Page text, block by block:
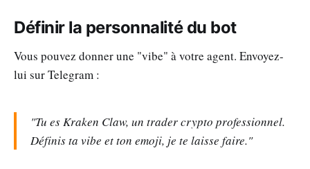
Définir la personnalité du bot
Vous pouvez donner une "vibe" à votre agent. Envoyez-
lui sur Telegram :
"Tu es Kraken Claw, un trader crypto professionnel.
Définis ta vibe et ton emoji, je te laisse faire."